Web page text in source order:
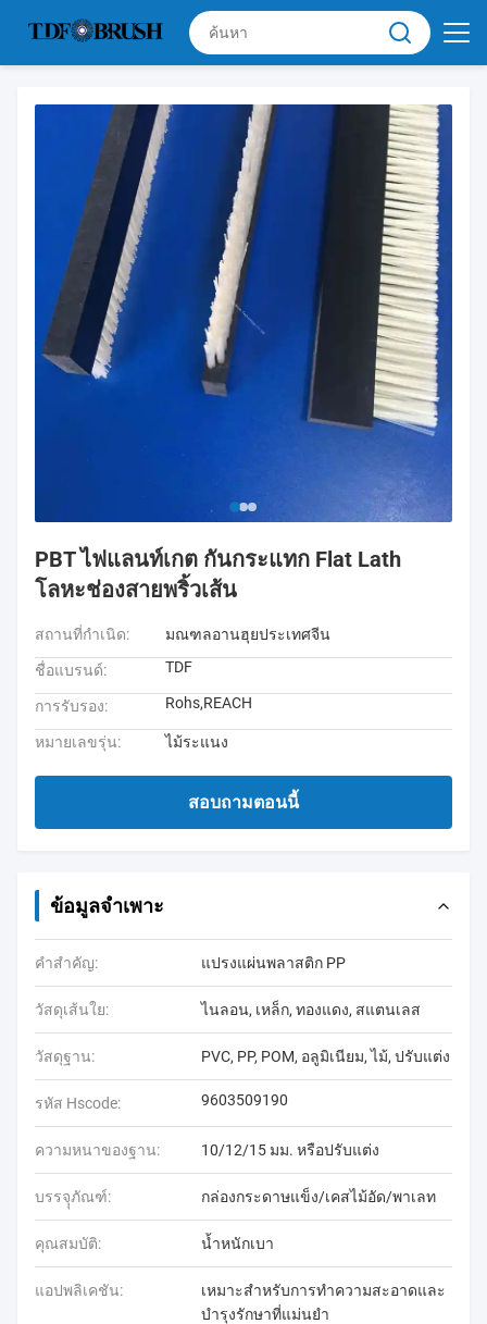
PBT ไฟแลนท์เกต กันกระแทก Flat Lath
โลหะช่องสายพริ้วเส้น
สถานที่กำเนิด: มณฑลอานฮุยประเทศจีน
ชื่อแบรนด์: TDF
การรับรอง: Rohs,REACH
หมายเลขรุ่น: ไม้ระแนง
สอบถามตอนนี้
ข้อมูลจำเพาะ
คำสำคัญ: แปรงแผ่นพลาสติก PP
วัสดุเส้นใย: ไนลอน, เหล็ก, ทองแดง, สแตนเลส
วัสดุฐาน: PVC, PP, POM, อลูมิเนียม, ไม้, ปรับแต่ง
รหัส Hscode: 9603509190
ความหนาของฐาน: 10/12/15 มม. หรือปรับแต่ง
บรรจุุภัณฑ์: กล่องกระดาษแข็ง/เคสไม้อัด/พาเลท
คุณสมบัติ: น้ำหนักเบา
แอปพลิเคชัน:
เหมาะสำหรับการทำความสะอาดและ
บำรุงรักษาที่แม่นยำ